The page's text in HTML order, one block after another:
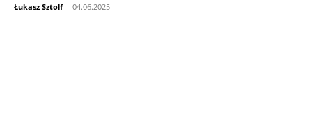
Łukasz Sztolf - 04.06.2025